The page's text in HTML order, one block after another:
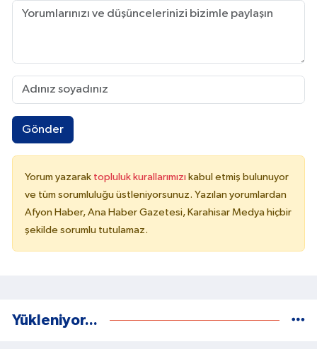
Gönder
Yorum yazarak topluluk kurallarımızı kabul etmiş bulunuyor
ve tüm sorumluluğu üstleniyorsunuz. Yazılan yorumlardan
Afyon Haber, Ana Haber Gazetesi, Karahisar Medya hiçbir
şekilde sorumlu tutulamaz.
Yükleniyor...